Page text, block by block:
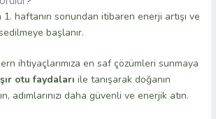
haftanın sonundan itibaren enerji artışı ve
başlanır.
ihtiyaçlarımıza en saf çözümleri sunmaya
otu faydaları ile tanışarak doğanın
adımlarınızı daha güvenli ve enerjik atın.